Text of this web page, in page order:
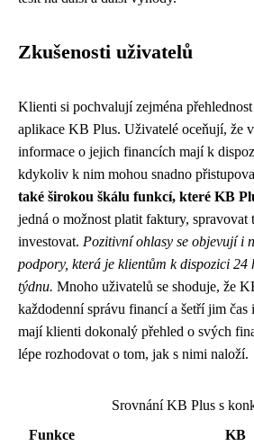
Zkušenosti uživatelů
Klienti si pochvalují zejména
aplikace KB Plus. Uživatelé oceňují, že
informace o jejich financích mají k
kdykoliv k nim mohou snadno
také širokou škálu funkcí, které KB
jedná o možnost platit faktury, spravovat
investovat. Pozitivní ohlasy se objevují i
podpory, která je klientům k dispozici 24
týdnu. Mnoho uživatelů se shoduje, že
každodenní správu financí a šetří jim
mají klienti dokonalý přehled o svých
lépe rozhodovat o tom, jak s nimi naloží.
Srovnání KB Plus s
Funkce
KB